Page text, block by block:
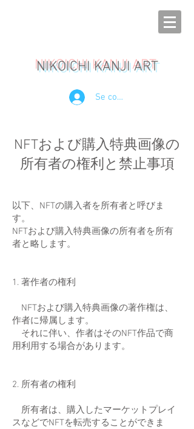
NIKOICHI KANJI ART
Se connecter
NFTおよび購入特典画像の
所有者の権利と禁止事項
以下、NFTの購入者を所有者と呼びま
す。
NFTおよび購入特典画像の所有者を所有
者と略します。
1. 著作者の権利
NFTおよび購入特典画像の著作権は、
作者に帰属します。
それに伴い、作者はそのNFT作品で商
用利用する場合があります。
2. 所有者の権利
所有者は、購入したマーケットプレイ
スなどでNFTを転売することができま